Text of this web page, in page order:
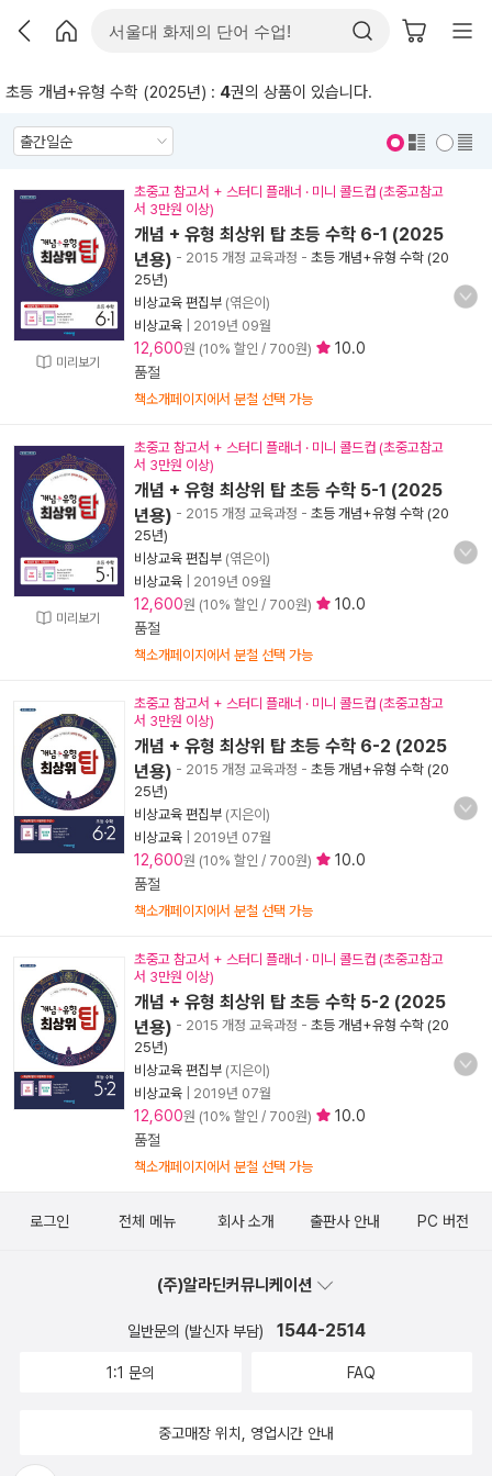
초등 개념+유형 수학 (2025년) : 4권의 상품이 있습니다.
미리보기
초중고 참고서 + 스터디 플래너 · 미니 콜드컵 (초중고참고
서 3만원 이상)
개념 + 유형 최상위 탑 초등 수학 6-1 (2025
년용) - 2015 개정 교육과정 - 초등 개념+유형 수학 (20
25년)
비상교육 편집부 (엮은이)
비상교육
2019년 09월
12,600원 (10% 할인 / 700원)
10.0
품절
책소개페이지에서 분철 선택 가능
미리보기
초중고 참고서 + 스터디 플래너 · 미니 콜드컵 (초중고참고
서 3만원 이상)
개념 + 유형 최상위 탑 초등 수학 5-1 (2025
년용) - 2015 개정 교육과정 - 초등 개념+유형 수학 (20
25년)
비상교육 편집부 (엮은이)
비상교육
2019년 09월
12,600원 (10% 할인 / 700원)
10.0
품절
책소개페이지에서 분철 선택 가능
초중고 참고서 + 스터디 플래너 · 미니 콜드컵 (초중고참고
서 3만원 이상)
개념 + 유형 최상위 탑 초등 수학 6-2 (2025
년용) - 2015 개정 교육과정 - 초등 개념+유형 수학 (20
25년)
비상교육 편집부 (지은이)
비상교육
2019년 07월
12,600원 (10% 할인 / 700원)
10.0
품절
책소개페이지에서 분철 선택 가능
초중고 참고서 + 스터디 플래너 · 미니 콜드컵 (초중고참고
서 3만원 이상)
개념 + 유형 최상위 탑 초등 수학 5-2 (2025
년용) - 2015 개정 교육과정 - 초등 개념+유형 수학 (20
25년)
비상교육 편집부 (지은이)
비상교육
2019년 07월
12,600원 (10% 할인 / 700원)
10.0
품절
책소개페이지에서 분철 선택 가능
로그인 전체 메뉴 회사 소개 출판사 안내 PC 버전
(주)알라딘커뮤니케이션
일반문의 (발신자 부담) 1544-2514
1:1 문의 FAQ
중고매장 위치, 영업시간 안내